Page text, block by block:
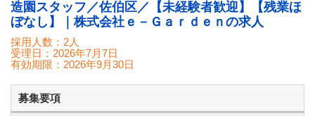
造園スタッフ／佐伯区／【未経験者歓迎】【残業ほ
ぼなし】｜株式会社ｅ－Ｇａｒｄｅｎの求人
採用人数：2人
受理日： 2026年7月7日
有効期限： 2026年9月30日
募集要項